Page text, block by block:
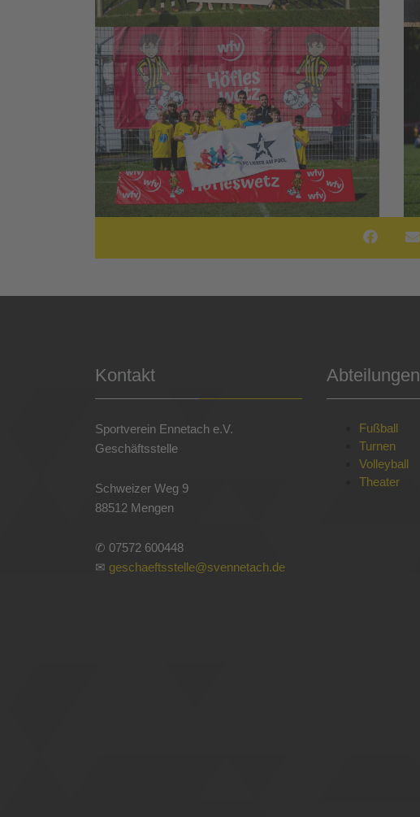
Kontakt
Sportverein Ennetach e.V.
Geschäftsstelle
Schweizer Weg 9
88512 Mengen
✆ 07572 600448
✉ geschaeftsstelle@svennetach.de
Abteilungen
Fußball
Turnen
Volleyball
Theater